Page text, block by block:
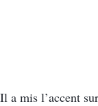
Il a mis l’accent